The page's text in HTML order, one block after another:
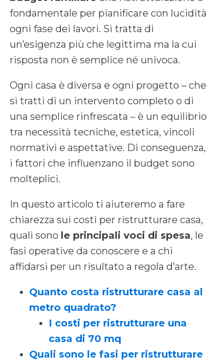
fondamentale per pianificare con lucidità
ogni fase dei lavori. Si tratta di
un’esigenza più che legittima ma la cui
risposta non è semplice né univoca.
Ogni casa è diversa e ogni progetto – che
si tratti di un intervento completo o di
una semplice rinfrescata – è un equilibrio
tra necessità tecniche, estetica, vincoli
normativi e aspettative. Di conseguenza,
i fattori che influenzano il budget sono
molteplici.
In questo articolo ti aiuteremo a fare
chiarezza sui costi per ristrutturare casa,
quali sono le principali voci di spesa, le
fasi operative da conoscere e a chi
affidarsi per un risultato a regola d’arte.
Quanto costa ristrutturare casa al
metro quadrato?
I costi per ristrutturare una
casa di 70 mq
Quali sono le fasi per ristrutturare